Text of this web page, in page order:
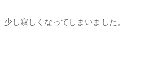
少し寂しくなってしまいました。